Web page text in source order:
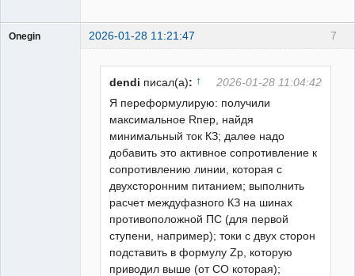
7
Onegin 2026-01-28 11:21:47
dendi писал(а): ↑
2026-01-28 11:04:42
Я переформулирую: получили
максимальное Rпер, найдя
минимальный ток КЗ; далее надо
добавить это активное сопротивление к
сопротивлению линии, которая с
двухсторонним питанием; выполнить
расчет междуфазного КЗ на шинах
противоположной ПС (для первой
ступени, например); токи с двух сторон
подставить в формулу Zр, которую
приводил выше (от СО которая);